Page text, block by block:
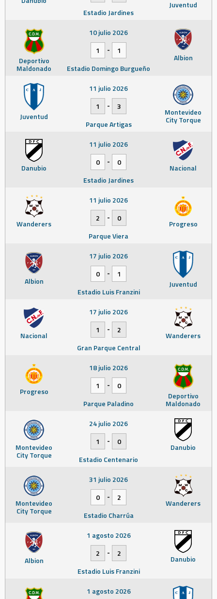
Juventud
Estadio Jardines
Deportivo
Maldonado
Albion
10 julio 2026
1
-
1
Estadio Domingo Burgueño
Juventud Montevideo
City Torque
11 julio 2026
1
-
3
Parque Artigas
Danubio Nacional
11 julio 2026
0
-
0
Estadio Jardines
Wanderers Progreso
11 julio 2026
2
-
0
Parque Viera
Albion Juventud
17 julio 2026
0
-
1
Estadio Luis Franzini
Nacional Wanderers
17 julio 2026
1
-
2
Gran Parque Central
Progreso Deportivo
Maldonado
18 julio 2026
1
-
0
Parque Paladino
Montevideo
City Torque
Danubio
24 julio 2026
1
-
0
Estadio Centenario
Montevideo
City Torque
Wanderers
31 julio 2026
0
-
2
Estadio Charrúa
Albion Danubio
1 agosto 2026
2
-
2
Estadio Luis Franzini
1 agosto 2026